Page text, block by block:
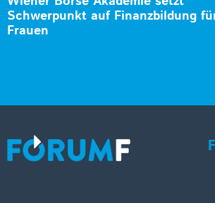
Schwerpunkt auf Finanzbildung
Frauen